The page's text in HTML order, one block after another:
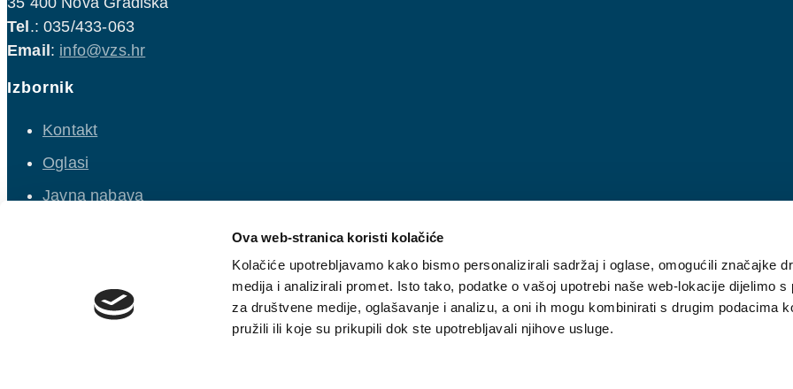
Ova web-stranica koristi kolačiće
Kolačiće upotrebljavamo kako bismo personalizirali sadržaj i oglase, omogućili značajke
medija i analizirali promet. Isto tako, podatke o vašoj upotrebi naše web-lokacije dijelimo s
za društvene medije, oglašavanje i analizu, a oni ih mogu kombinirati s drugim podacima
pružili ili koje su prikupili dok ste upotrebljavali njihove usluge.
Tel.: 035/433-063
Email: info@vzs.hr
Izbornik
Kontakt
Oglasi
Javna nabava
Opći uvjeti isporuke vodnih usluga
Politika kolačića